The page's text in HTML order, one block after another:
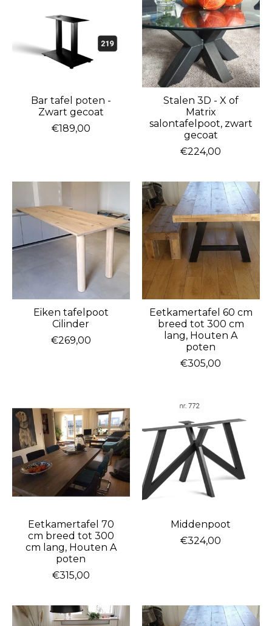
Bar tafel poten -
Zwart gecoat
€189,00
Stalen 3D - X of
Matrix
salontafelpoot, zwart
gecoat
€224,00
Eiken tafelpoot
Cilinder
€269,00
Eetkamertafel 60 cm
breed tot 300 cm
lang, Houten A
poten
€305,00
Eetkamertafel 70
cm breed tot 300
cm lang, Houten A
poten
€315,00
Middenpoot
€324,00